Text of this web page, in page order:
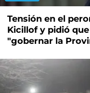
Tensión en el
Kicillof y pidió
"gobernar la